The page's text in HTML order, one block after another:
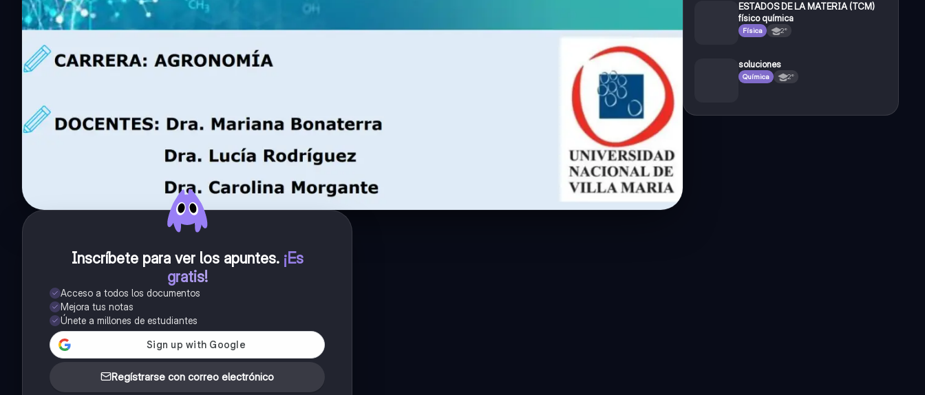
Inscríbete para ver los apuntes. ¡Es
gratis!
Acceso a todos los documentos
Mejora tus notas
Únete a millones de estudiantes
Regístrarse con correo electrónico
ESTADOS DE LA MATERIA (TCM)
físico química
Física 2°
soluciones
Química 2°